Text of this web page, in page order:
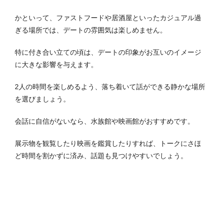
かといって、ファストフードや居酒屋といったカジュアル過
ぎる場所では、デートの雰囲気は楽しめません。
特に付き合い立ての頃は、デートの印象がお互いのイメージ
に大きな影響を与えます。
2人の時間を楽しめるよう、落ち着いて話ができる静かな場所
を選びましょう。
会話に自信がないなら、水族館や映画館がおすすめです。
展示物を観覧したり映画を鑑賞したりすれば、トークにさほ
ど時間を割かずに済み、話題も見つけやすいでしょう。